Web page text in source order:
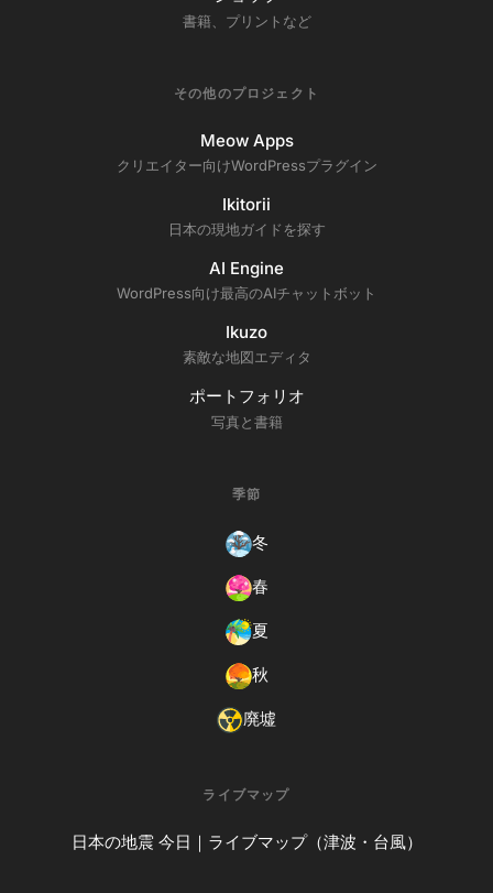
書籍、プリントなど
その他のプロジェクト
Meow Apps
クリエイター向けWordPressプラグイン
Ikitorii
日本の現地ガイドを探す
AI Engine
WordPress向け最高のAIチャットボット
Ikuzo
素敵な地図エディタ
ポートフォリオ
写真と書籍
季節
冬
春
夏
秋
廃墟
ライブマップ
日本の地震 今日｜ライブマップ（津波・台風）